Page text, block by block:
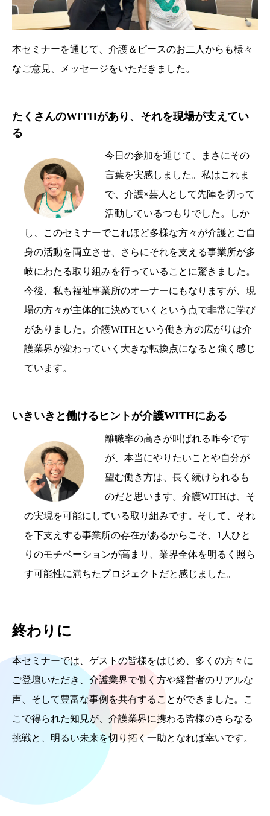
本セミナーを通じて、介護＆ピースのお二人からも様々
なご意見、メッセージをいただきました。
たくさんのWITHがあり、それを現場が支えてい
る
今日の参加を通じて、まさにその
言葉を実感しました。私はこれま
で、介護×芸人として先陣を切って
活動しているつもりでした。しか
し、このセミナーでこれほど多様な方々が介護とご自
身の活動を両立させ、さらにそれを支える事業所が多
岐にわたる取り組みを行っていることに驚きました。
今後、私も福祉事業所のオーナーにもなりますが、現
場の方々が主体的に決めていくという点で非常に学び
がありました。介護WITHという働き方の広がりは介
護業界が変わっていく大きな転換点になると強く感じ
ています。
いきいきと働けるヒントが介護WITHにある
離職率の高さが叫ばれる昨今です
が、本当にやりたいことや自分が
望む働き方は、長く続けられるも
のだと思います。介護WITHは、そ
の実現を可能にしている取り組みです。そして、それ
を下支えする事業所の存在があるからこそ、1人ひと
りのモチベーションが高まり、業界全体を明るく照ら
す可能性に満ちたプロジェクトだと感じました。
終わりに
本セミナーでは、ゲストの皆様をはじめ、多くの方々に
ご登壇いただき、介護業界で働く方や経営者のリアルな
声、そして豊富な事例を共有することができました。こ
こで得られた知見が、介護業界に携わる皆様のさらなる
挑戦と、明るい未来を切り拓く一助となれば幸いです。